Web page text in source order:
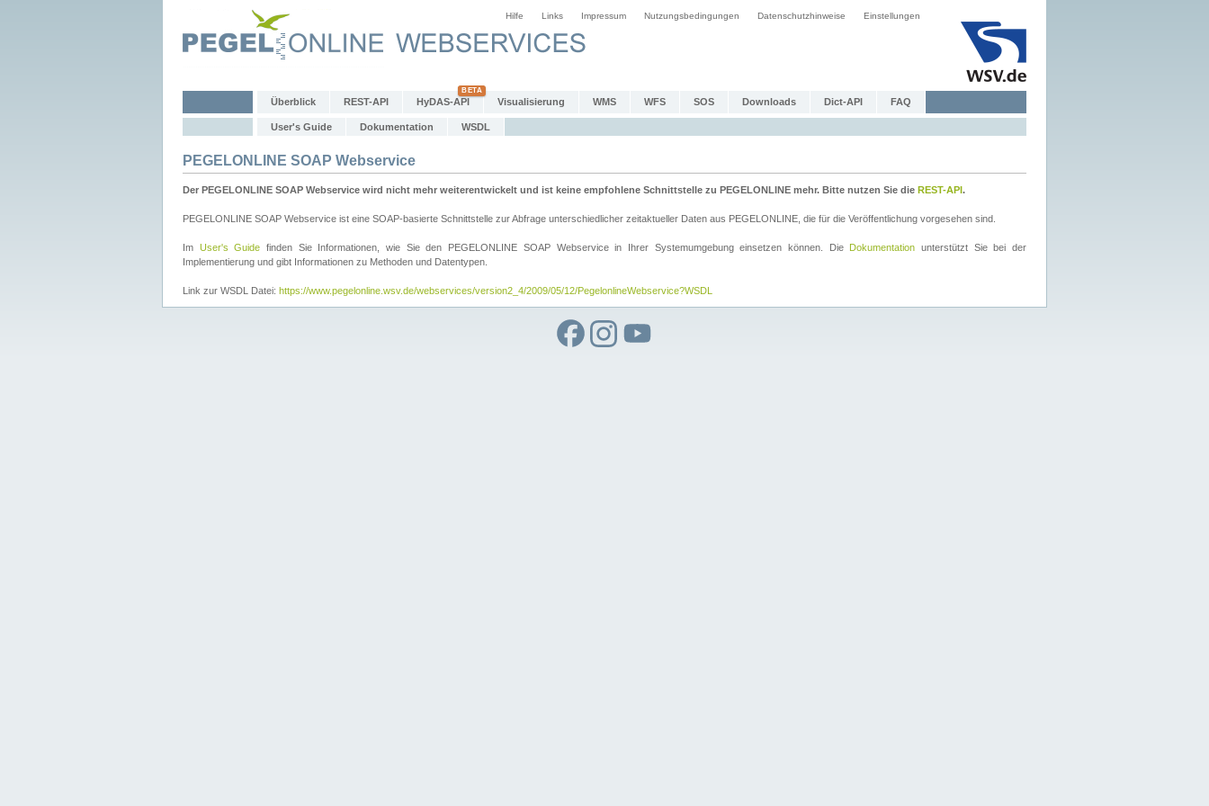
Hilfe Links Impressum Nutzungsbedingungen Datenschutzhinweise Einstellungen
Überblick REST-API HyDAS-API Visualisierung WMS WFS SOS Downloads Dict-API FAQ
User's Guide Dokumentation WSDL
PEGELONLINE SOAP Webservice
Der PEGELONLINE SOAP Webservice wird nicht mehr weiterentwickelt und ist keine empfohlene Schnittstelle zu PEGELONLINE mehr. Bitte nutzen Sie die REST-API.
PEGELONLINE SOAP Webservice ist eine SOAP-basierte Schnittstelle zur Abfrage unterschiedlicher zeitaktueller Daten aus PEGELONLINE, die für die Veröffentlichung vorgesehen sind.
Im User's Guide finden Sie Informationen, wie Sie den PEGELONLINE SOAP Webservice in Ihrer Systemumgebung einsetzen können. Die Dokumentation unterstützt Sie bei der
Implementierung und gibt Informationen zu Methoden und Datentypen.
Link zur WSDL Datei: https://www.pegelonline.wsv.de/webservices/version2_4/2009/05/12/PegelonlineWebservice?WSDL